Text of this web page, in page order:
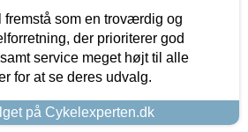
fremstå som en troværdig og
der prioriterer god
service meget højt til alle
for at se deres udvalg.
på Cykelexperten.dk